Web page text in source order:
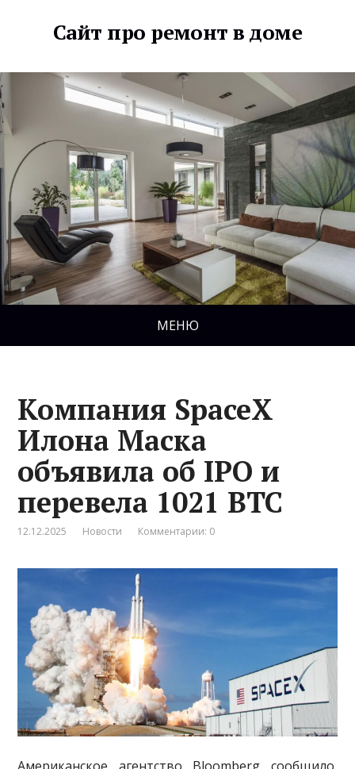
Сайт про ремонт в доме
МЕНЮ
Компания SpaceX
Илона Маска
объявила об IPO и
перевела 1021 BTC
12.12.2025 Новости Комментарии: 0
Американское агентство Bloomberg сообщило,